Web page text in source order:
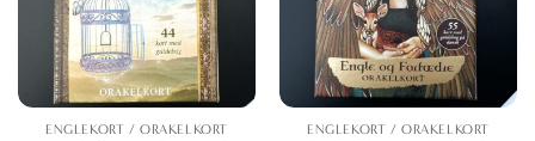
ENGLEKORT / ORAKELKORT ENGLEKORT / ORAKELKORT